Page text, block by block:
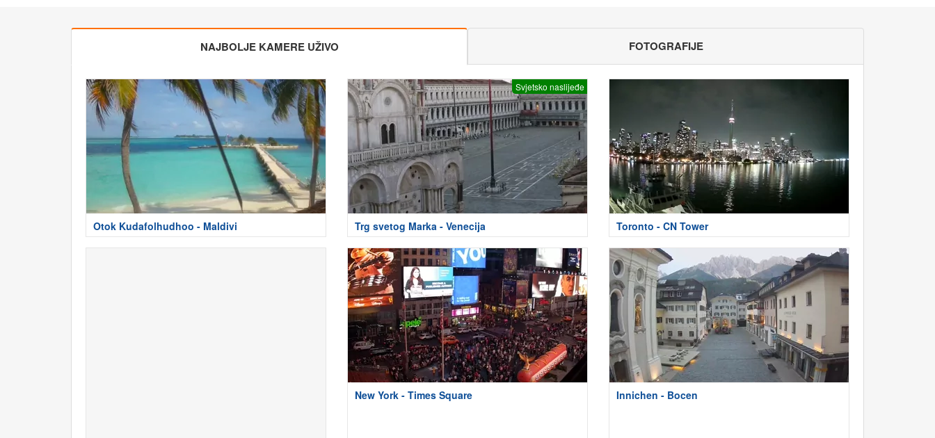
NAJBOLJE KAMERE UŽIVO FOTOGRAFIJE
Otok Kudafolhudhoo - Maldivi
Svjetsko naslijeđe
Trg svetog Marka - Venecija Toronto - CN Tower
New York - Times Square Innichen - Bocen